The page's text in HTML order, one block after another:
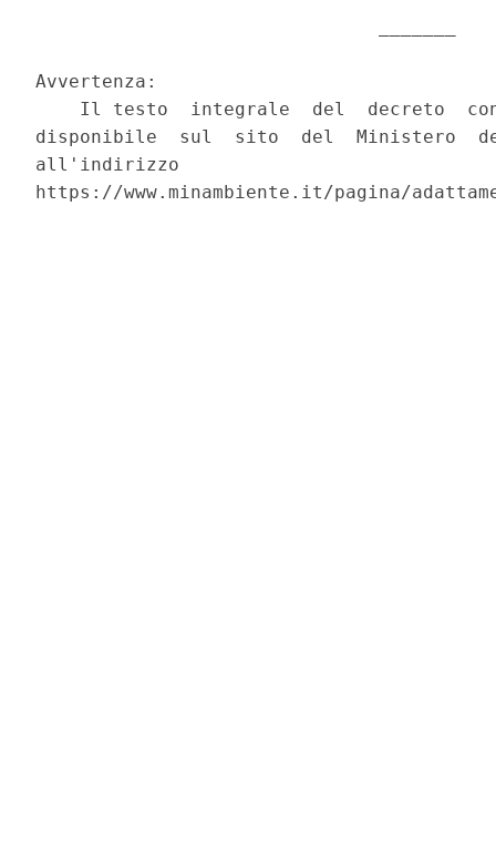
Avvertenza:
Il testo  integrale  del  decreto
disponibile  sul  sito  del  Ministero
all'indirizzo
https://www.minambiente.it/pagina/